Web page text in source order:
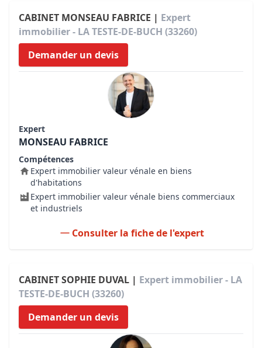
CABINET MONSEAU FABRICE | Expert
immobilier - LA TESTE-DE-BUCH (33260)
Demander un devis
Expert
MONSEAU FABRICE
Compétences
Expert immobilier valeur vénale en biens
d'habitations
Expert immobilier valeur vénale biens commerciaux
et industriels
Consulter la fiche de l'expert
CABINET SOPHIE DUVAL | Expert immobilier - LA
TESTE-DE-BUCH (33260)
Demander un devis